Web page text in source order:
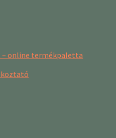
– online termékpaletta